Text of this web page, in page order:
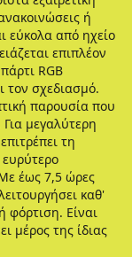
ή
εύκολα από ηχείο
επιπλέον
RGB
τον σχεδιασμό.
παρουσία που
μεγαλύτερη
τη
έως 7,5 ώρες
καθ'
φόρτιση. Είναι
μέρος της ίδιας